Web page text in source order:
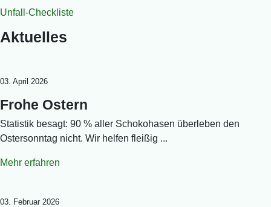
Unfall-Checkliste
Aktuelles
03. April 2026
Frohe Ostern
Statistik besagt: 90 % aller Schokohasen überleben den
Ostersonntag nicht. Wir helfen fleißig ...
Mehr erfahren
03. Februar 2026